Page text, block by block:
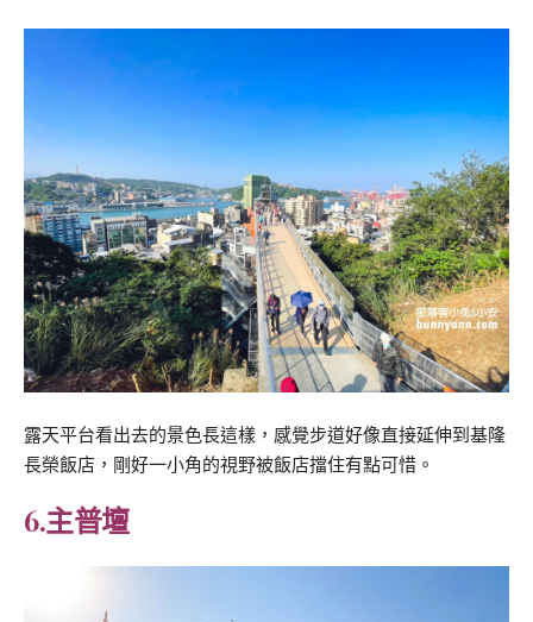
露天平台看出去的景色長這樣，感覺步道好像直接延伸到基隆
長榮飯店，剛好一小角的視野被飯店擋住有點可惜。
6.主普壇